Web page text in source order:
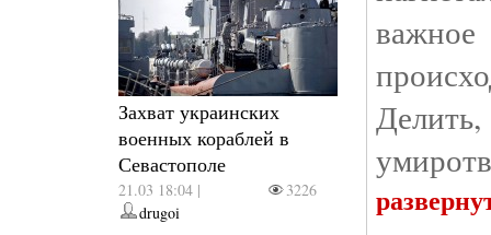
Захват украинских
военных кораблей в
Севастополе
21.03 18:04 |
3226
drugoi